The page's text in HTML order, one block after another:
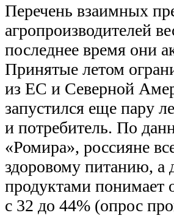
Перечень взаимных
агропроизводителей
последнее время они
Принятые летом
из ЕС и Северной
запустился еще пару
и потребитель. По
«Ромира», россияне
здоровому питанию, а
продуктами понимает
с 32 до 44% (опрос